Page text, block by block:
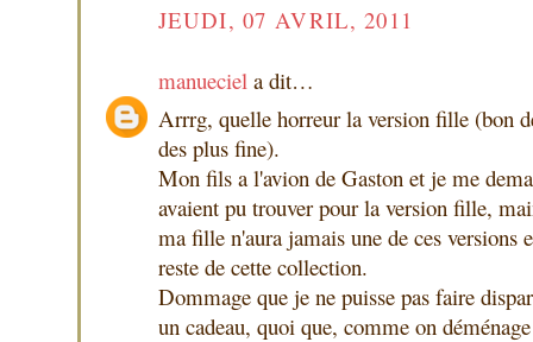
JEUDI, 07 AVRIL, 2011
manueciel a dit…
Arrrg, quelle horreur la version fille (bon
des plus fine).
Mon fils a l'avion de Gaston et je me
avaient pu trouver pour la version fille,
ma fille n'aura jamais une de ces versions
reste de cette collection.
Dommage que je ne puisse pas faire
un cadeau, quoi que, comme on